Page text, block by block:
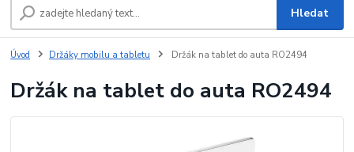
Hledat
Úvod Držáky mobilu a tabletu Držák na tablet do auta RO2494
Držák na tablet do auta RO2494